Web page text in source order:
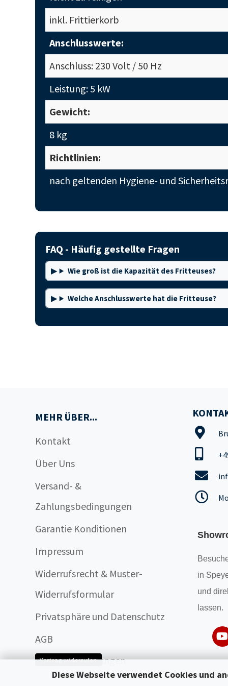
Diese Webseite verwendet Cookies und
inkl. Frittierkorb
Anschlusswerte:
Anschluss: 230 Volt / 50 Hz
Leistung: 5 kW
Gewicht:
8 kg
Richtlinien:
nach geltenden Hygiene- und
FAQ - Häufig gestellte Fragen
Wie groß ist die Kapazität des Fritteuses?
Welche Anschlusswerte hat die Fritteuse?
MEHR ÜBER...
Kontakt
Über Uns
Versand- &
Zahlungsbedingungen
Garantie Konditionen
Impressum
Widerrufsrecht & Muster-
Widerrufsformular
Privatsphäre und Datenschutz
AGB
Cookie Einstellungen
in
und
lassen.
Vertrag widerrufen